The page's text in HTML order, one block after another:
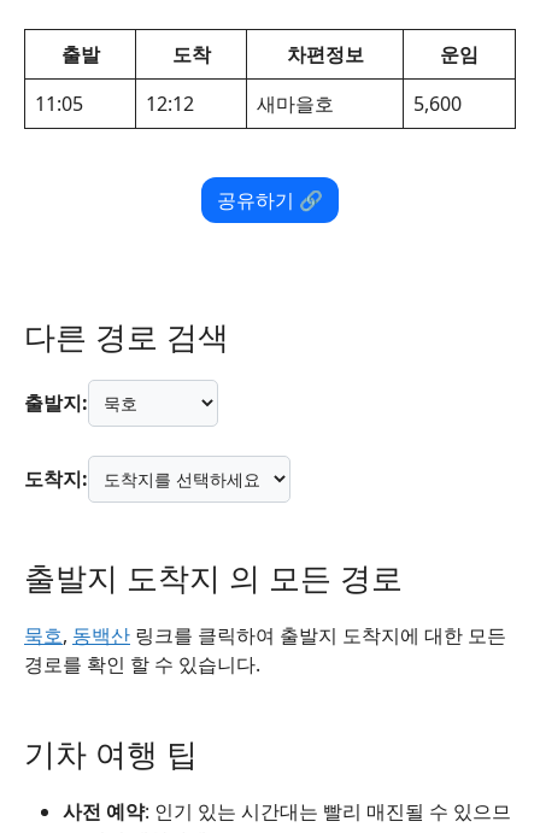
출발 도착 차편정보
운임
11:05
12:12 새마을호 5,600
공유하기 🔗
다른 경로 검색
출발지:
도착지:
출발지 도착지 의 모든 경로
묵호, 동백산 링크를 클릭하여 출발지 도착지에 대한 모든
경로를 확인 할 수 있습니다.
기차 여행 팁
사전 예약: 인기 있는 시간대는 빨리 매진될 수 있으므